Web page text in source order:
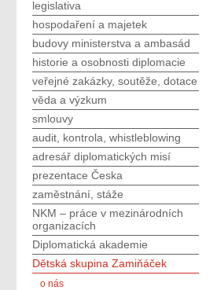
legislativa
hospodaření a majetek
budovy ministerstva a ambasád
historie a osobnosti diplomacie
veřejné zakázky, soutěže, dotace
věda a výzkum
smlouvy
audit, kontrola, whistleblowing
adresář diplomatických misí
prezentace Česka
zaměstnání, stáže
NKM – práce v mezinárodních
organizacích
Diplomatická akademie
Dětská skupina Zamiňáček
o nás